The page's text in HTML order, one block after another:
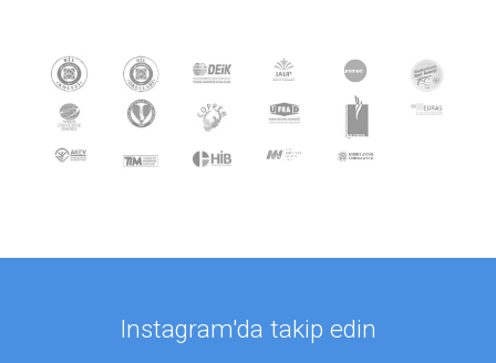
Instagram'da takip edin